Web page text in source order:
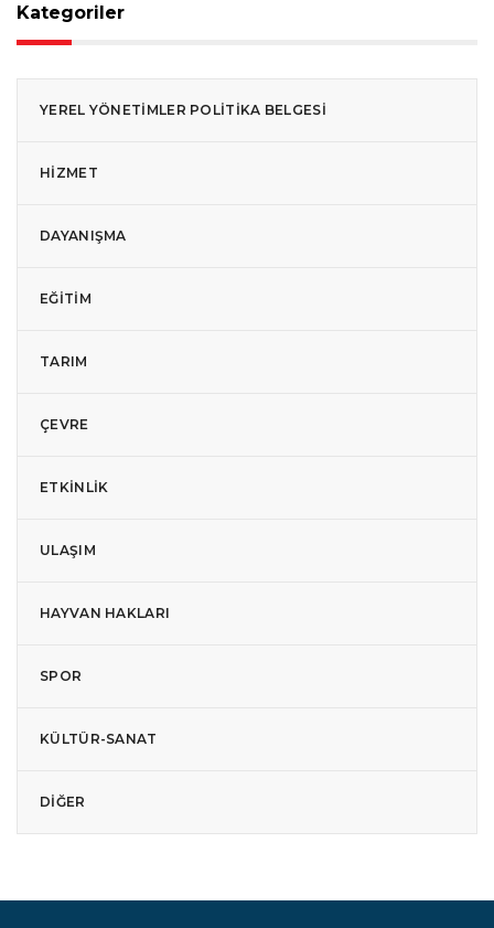
Kategoriler
YEREL YÖNETIMLER POLITIKA BELGESI
HIZMET
DAYANIŞMA
EĞITIM
TARIM
ÇEVRE
ETKINLIK
ULAŞIM
HAYVAN HAKLARI
SPOR
KÜLTÜR-SANAT
DIĞER